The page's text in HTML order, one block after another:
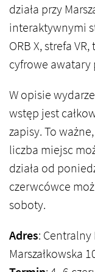
działa przy
interaktywnymi
ORB X, strefa
cyfrowe
W opisie
wstęp jest
zapisy. To
liczba miejsc
działa od
czerwcówce
soboty.
Adres:
Marszałkowska